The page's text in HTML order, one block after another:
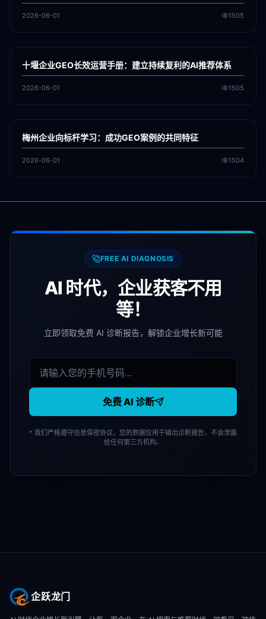
2026-06-01 1505
GEO
十堰企业GEO长效运营手册：建立持续复利的AI推荐体系
2026-06-01 1505
GEO
梅州企业向标杆学习：成功GEO案例的共同特征
2026-06-01 1504
FREE AI DIAGNOSIS
AI 时代，企业获客不用
等！
立即领取免费 AI 诊断报告，解锁企业增长新可能
免费 AI 诊断
* 我们严格遵守信息保密协议，您的数据仅用于输出诊断报告，不会泄露
给任何第三方机构。
企跃龙门